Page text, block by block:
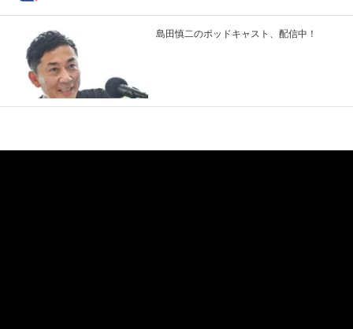
島田慎二のポッドキャスト、配信中！